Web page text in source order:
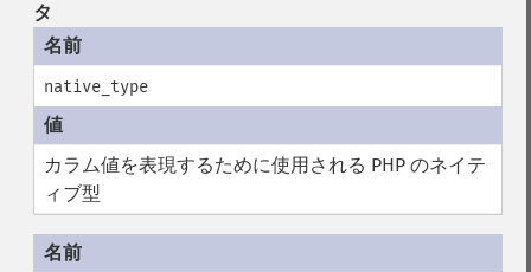
タ
native_type
カラム値を表現するために使用される PHP のネイテ
ィブ型